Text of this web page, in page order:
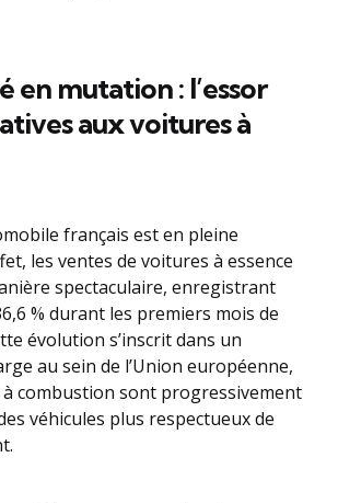
en mutation : l’essor
aux voitures à
français est en pleine
les ventes de voitures à essence
spectaculaire, enregistrant
% durant les premiers mois de
évolution s’inscrit dans un
au sein de l’Union européenne,
combustion sont progressivement
véhicules plus respectueux de